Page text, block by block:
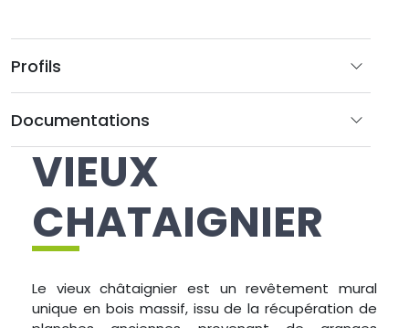
VIEUX
CHATAIGNIER
Le vieux châtaignier est un revêtement mural
unique en bois massif, issu de la récupération de
Profils
Documentations